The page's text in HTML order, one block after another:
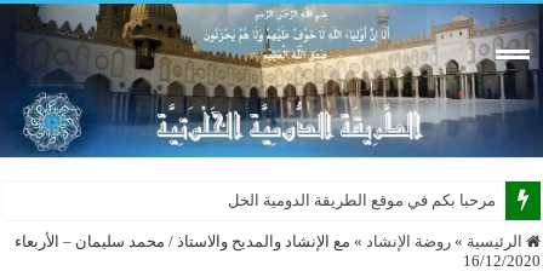
مرحبا بكم في موقع الطريقة الدومية الخلوتية بش
الرئيسية » روضة الإنشاد » مع الإنشاد والمديح والاستاذ / محمد سليمان – الأربعاء
16/12/2020